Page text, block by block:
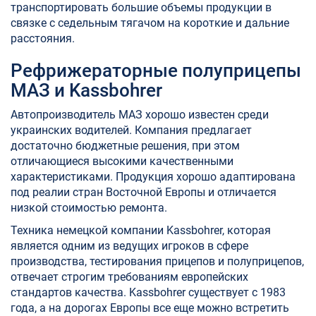
транспортировать большие объемы продукции в
связке с седельным тягачом на короткие и дальние
расстояния.
Рефрижераторные полуприцепы
МАЗ и Kassbohrer
Автопроизводитель МАЗ хорошо известен среди
украинских водителей. Компания предлагает
достаточно бюджетные решения, при этом
отличающиеся высокими качественными
характеристиками. Продукция хорошо адаптирована
под реалии стран Восточной Европы и отличается
низкой стоимостью ремонта.
Техника немецкой компании Kassbohrer, которая
является одним из ведущих игроков в сфере
производства, тестирования прицепов и полуприцепов,
отвечает строгим требованиям европейских
стандартов качества. Kassbohrer существует с 1983
года, а на дорогах Европы все еще можно встретить